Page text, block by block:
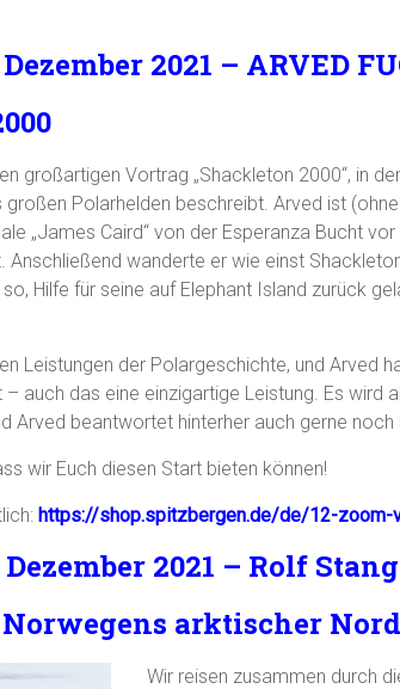
2021 – ARVED
großartigen Vortrag „Shackleton 2000“, in
großen Polarhelden beschreibt. Arved ist
„James Caird“ von der Esperanza Bucht
Anschließend wanderte er wie einst
Hilfe für seine auf Elephant Island zurück
Leistungen der Polargeschichte, und Arved
auch das eine einzigartige Leistung. Es wird
Arved beantwortet hinterher auch gerne noch
wir Euch diesen Start bieten können!
https://shop.spitzbergen.de/de/12-zoom-
2021 – Rolf
arktischer
Wir reisen zusammen durch